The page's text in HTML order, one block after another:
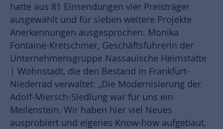
hatte aus 81 Einsendungen vier Preisträger
ausgewählt und für sieben weitere Projekte
Anerkennungen ausgesprochen. Monika
Fontaine-Kretschmer, Geschäftsführerin der
Unternehmensgruppe Nassauische Heimstätte
| Wohnstadt, die den Bestand in Frankfurt-
Niederrad verwaltet: „Die Modernisierung der
Adolf-Miersch-Siedlung war für uns ein
Meilenstein. Wir haben hier viel Neues
ausprobiert und eigenes Know-how aufgebaut,